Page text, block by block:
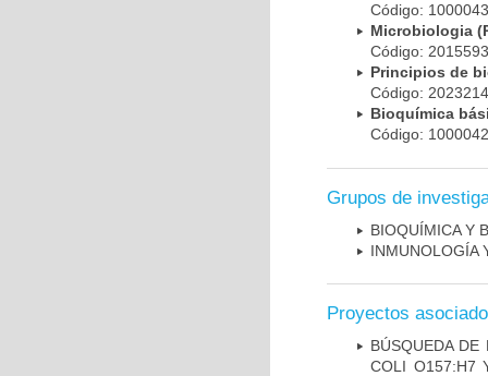
Código:
Microbiologia
Código:
Principios de
Código:
Bioquímica
Código:
Grupos de
BIOQUÍMICA Y
INMUNOLOGÍA
Proyectos
BÚSQUEDA DE
COLI O157:H7